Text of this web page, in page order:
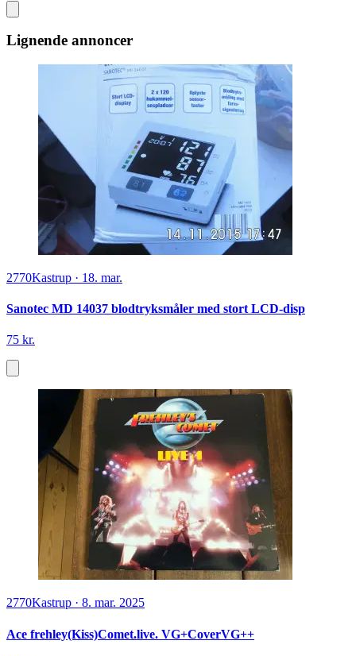
Lignende annoncer
2770Kastrup · 18. mar.
Sanotec MD 14037 blodtryksmåler med stort LCD-disp
75 kr.
2770Kastrup · 8. mar. 2025
Ace frehley(Kiss)Comet.live. VG+CoverVG++